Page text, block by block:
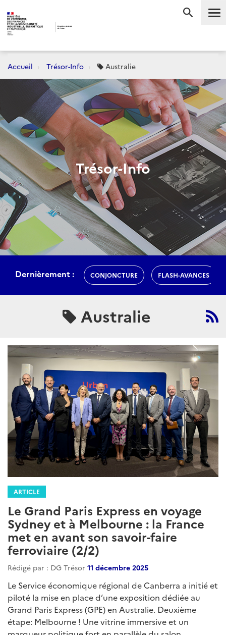
Accueil Trésor-Info Australie
Trésor-Info
Dernièrement : CONJONCTURE FLASH-AVANCES
Australie
ARTICLE
Le Grand Paris Express en voyage
Sydney et à Melbourne : la France
met en avant son savoir-faire
ferroviaire (2/2)
Rédigé par : DG Trésor 11 décembre 2025
Le Service économique régional de Canberra a initié et
piloté la mise en place d’une exposition dédiée au
Grand Paris Express (GPE) en Australie. Deuxième
étape: Melbourne ! Une vitrine immersive et un